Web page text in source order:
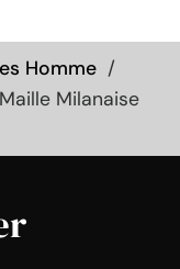
Homme
Milanaise